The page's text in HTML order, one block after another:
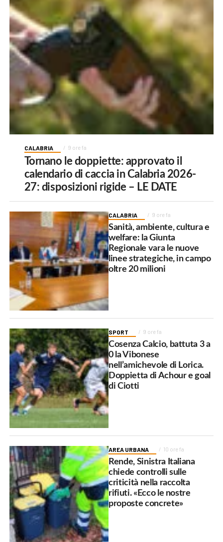
CALABRIA 9 ore fa
Tornano le doppiette: approvato il
calendario di caccia in Calabria 2026-
27: disposizioni rigide – LE DATE
CALABRIA 9 ore fa
Sanità, ambiente, cultura e
welfare: la Giunta
Regionale vara le nuove
linee strategiche, in campo
oltre 20 milioni
SPORT 9 ore fa
Cosenza Calcio, battuta 3 a
0 la Vibonese
nell’amichevole di Lorica.
Doppietta di Achour e goal
di Ciotti
AREA URBANA 10 ore fa
Rende, Sinistra Italiana
chiede controlli sulle
criticità nella raccolta
rifiuti. «Ecco le nostre
proposte concrete»